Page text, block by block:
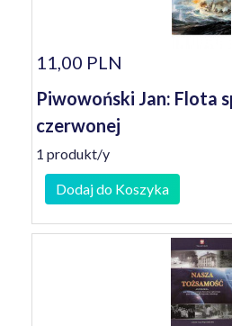
11,00 PLN
Piwowoński Jan: Flota
czerwonej
1 produkt/y
Dodaj do Koszyka